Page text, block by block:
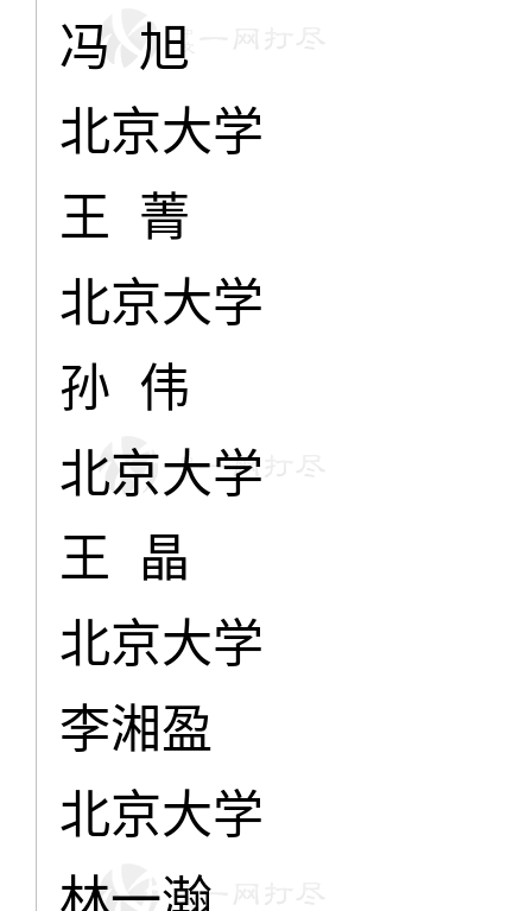
冯 旭
北京大学
王 菁
北京大学
孙 伟
北京大学
王 晶
北京大学
李湘盈
北京大学